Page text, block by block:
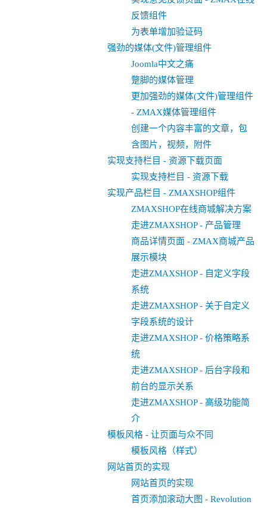
反馈组件
为表单增加验证码
强劲的媒体(文件)管理组件
Joomla中文之痛
蹩脚的媒体管理
更加强劲的媒体(文件)管理组件
- ZMAX媒体管理组件
创建一个内容丰富的文章，包
含图片，视频，附件
实现支持栏目 - 资源下载页面
实现支持栏目 - 资源下载
实现产品栏目 - ZMAXSHOP组件
ZMAXSHOP在线商城解决方案
走进ZMAXSHOP - 产品管理
商品详情页面 - ZMAX商城产品
展示模块
走进ZMAXSHOP - 自定义字段
系统
走进ZMAXSHOP - 关于自定义
字段系统的设计
走进ZMAXSHOP - 价格策略系
统
走进ZMAXSHOP - 后台字段和
前台的显示关系
走进ZMAXSHOP - 高级功能简
介
模板风格 - 让页面与众不同
模板风格（样式）
网站首页的实现
网站首页的实现
首页添加滚动大图 - Revolution